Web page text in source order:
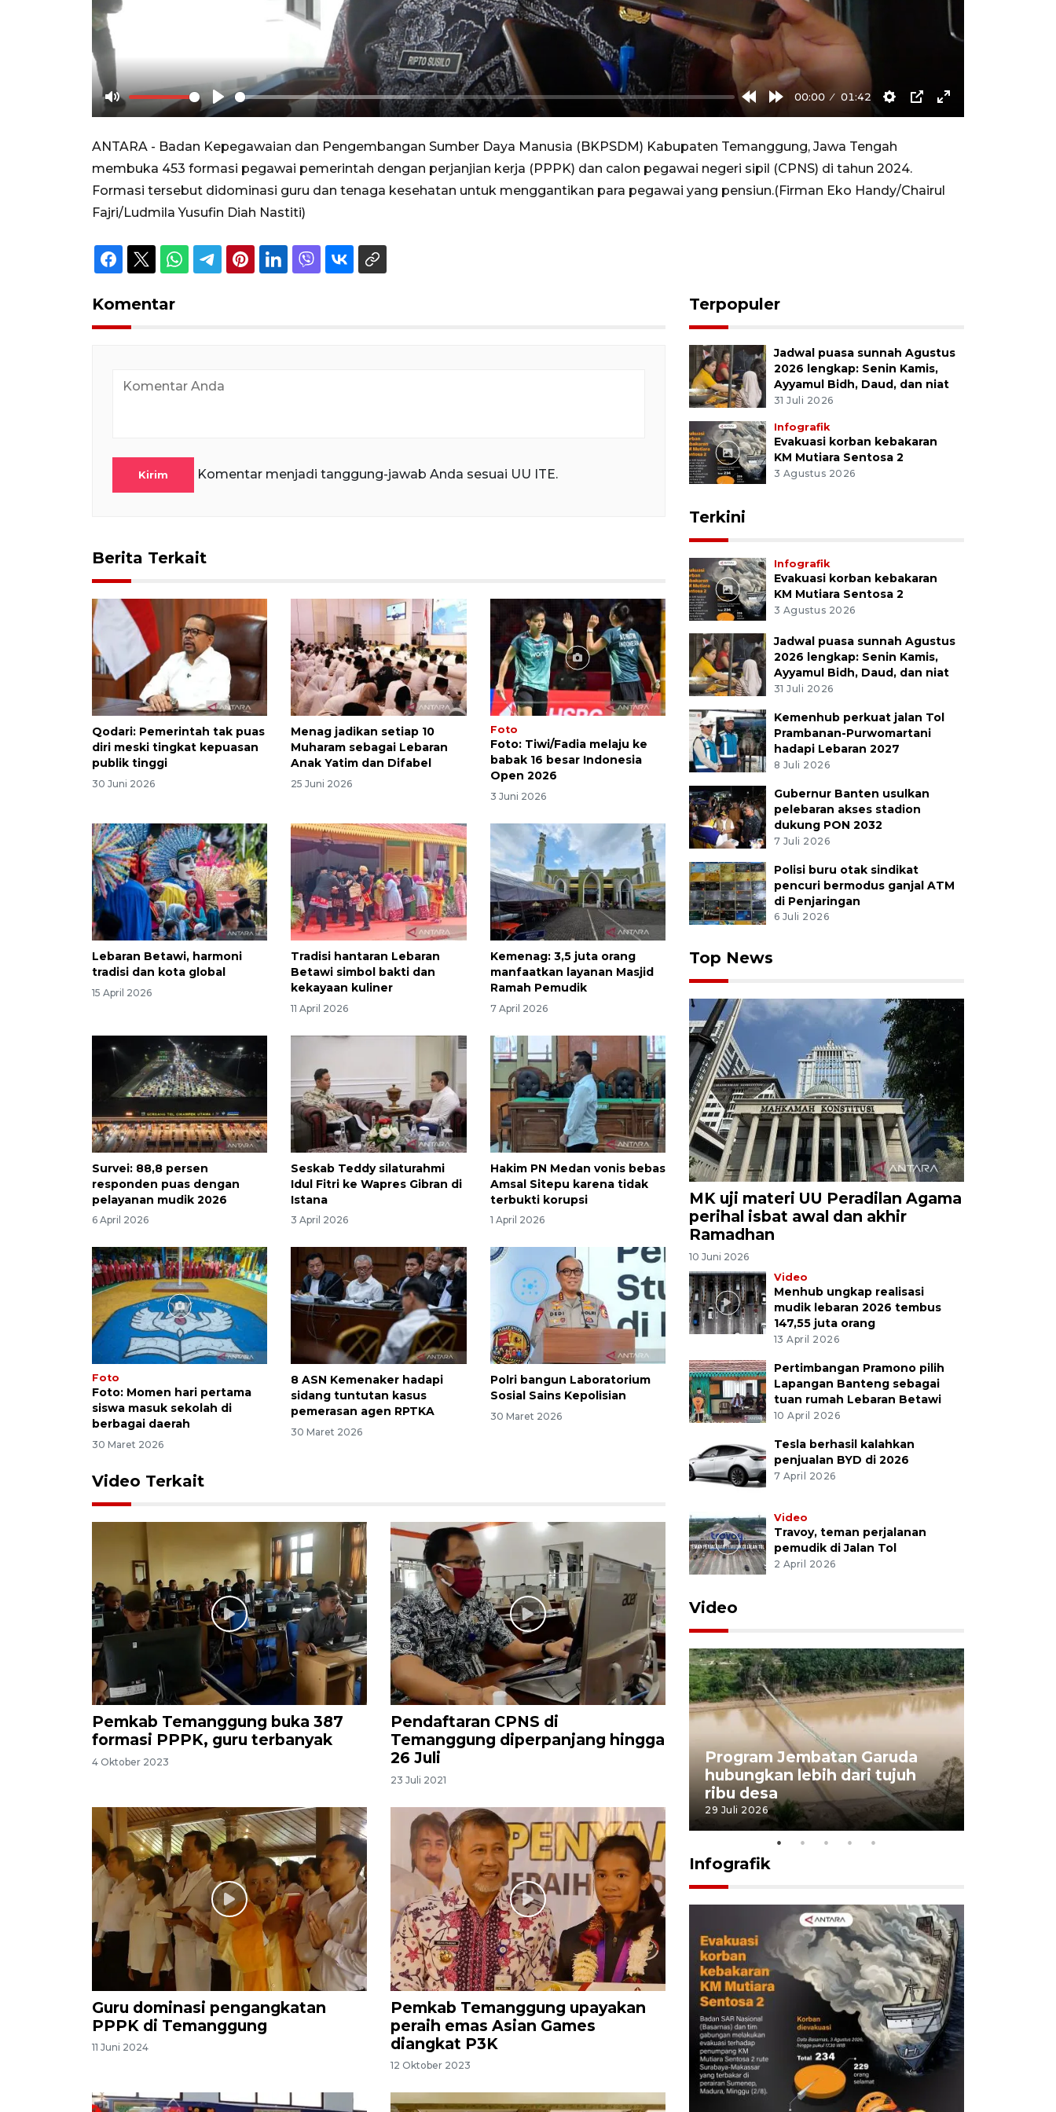
Mute Play
RewindForward
00:00 01:42
Settings
PIP Enter
ANTARA - Badan Kepegawaian dan Pengembangan Sumber Daya Manusia (BKPSDM) Kabupaten Temanggung, Jawa Tengah
membuka 453 formasi pegawai pemerintah dengan perjanjian kerja (PPPK) dan calon pegawai negeri sipil (CPNS) di tahun 2024.
Formasi tersebut didominasi guru dan tenaga kesehatan untuk menggantikan para pegawai yang pensiun.(Firman Eko Handy/Chairul
Fajri/Ludmila Yusufin Diah Nastiti)
Komentar
Kirim Komentar menjadi tanggung-jawab Anda sesuai UU ITE.
Berita Terkait
Qodari: Pemerintah tak puas
diri meski tingkat kepuasan
publik tinggi
30 Juni 2026
Menag jadikan setiap 10
Muharam sebagai Lebaran
Anak Yatim dan Difabel
25 Juni 2026
Foto
Foto: Tiwi/Fadia melaju ke
babak 16 besar Indonesia
Open 2026
3 Juni 2026
Lebaran Betawi, harmoni
tradisi dan kota global
15 April 2026
Tradisi hantaran Lebaran
Betawi simbol bakti dan
kekayaan kuliner
11 April 2026
Kemenag: 3,5 juta orang
manfaatkan layanan Masjid
Ramah Pemudik
7 April 2026
Survei: 88,8 persen
responden puas dengan
pelayanan mudik 2026
6 April 2026
Seskab Teddy silaturahmi
Idul Fitri ke Wapres Gibran di
Istana
3 April 2026
Hakim PN Medan vonis bebas
Amsal Sitepu karena tidak
terbukti korupsi
1 April 2026
Foto
Foto: Momen hari pertama
siswa masuk sekolah di
berbagai daerah
30 Maret 2026
8 ASN Kemenaker hadapi
sidang tuntutan kasus
pemerasan agen RPTKA
30 Maret 2026
Polri bangun Laboratorium
Sosial Sains Kepolisian
30 Maret 2026
Video Terkait
Pemkab Temanggung buka 387
formasi PPPK, guru terbanyak
4 Oktober 2023
Pendaftaran CPNS di
Temanggung diperpanjang hingga
26 Juli
23 Juli 2021
Guru dominasi pengangkatan
PPPK di Temanggung
11 Juni 2024
Pemkab Temanggung upayakan
peraih emas Asian Games
diangkat P3K
12 Oktober 2023
Terpopuler
Jadwal puasa sunnah Agustus
2026 lengkap: Senin Kamis,
Ayyamul Bidh, Daud, dan niat
31 Juli 2026
Infografik
Evakuasi korban kebakaran
KM Mutiara Sentosa 2
3 Agustus 2026
Terkini
Infografik
Evakuasi korban kebakaran
KM Mutiara Sentosa 2
3 Agustus 2026
Jadwal puasa sunnah Agustus
2026 lengkap: Senin Kamis,
Ayyamul Bidh, Daud, dan niat
31 Juli 2026
Kemenhub perkuat jalan Tol
Prambanan-Purwomartani
hadapi Lebaran 2027
8 Juli 2026
Gubernur Banten usulkan
pelebaran akses stadion
dukung PON 2032
7 Juli 2026
Polisi buru otak sindikat
pencuri bermodus ganjal ATM
di Penjaringan
6 Juli 2026
Top News
MK uji materi UU Peradilan Agama
perihal isbat awal dan akhir
Ramadhan
10 Juni 2026
Video
Menhub ungkap realisasi
mudik lebaran 2026 tembus
147,55 juta orang
13 April 2026
Pertimbangan Pramono pilih
Lapangan Banteng sebagai
tuan rumah Lebaran Betawi
10 April 2026
Tesla berhasil kalahkan
penjualan BYD di 2026
7 April 2026
Video
Travoy, teman perjalanan
pemudik di Jalan Tol
2 April 2026
Video
Gabung Persebaya, striker
timnas Ramadhan Sananta
9 Juli 2026
Program Jembatan Garuda
hubungkan lebih dari tujuh
ribu desa
29 Juli 2026
Infografik